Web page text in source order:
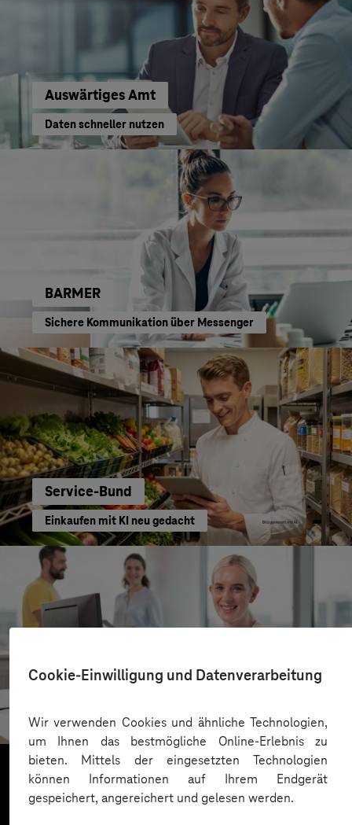
Cookie-Einwilligung und Datenverarbeitung
Wir verwenden Cookies und ähnliche Technologien,
um Ihnen das bestmögliche Online-Erlebnis zu
bieten. Mittels der eingesetzten Technologien
können Informationen auf Ihrem Endgerät
gespeichert, angereichert und gelesen werden.
Auswärtiges Amt
Daten schneller nutzen
BARMER
Sichere Kommunikation über Messenger
Service-Bund
Einkaufen mit KI neu gedacht
Kreis Bergstraße
KI für moderne Verwaltung
Mehr laden